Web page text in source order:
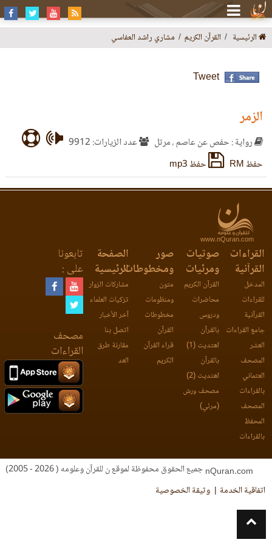
الرئيسية القرآن الكريم مشاري راشد العفاسي
Tweet
الزمر
رواية : حفص عن عاصم ، مرتل
عدد الزيارات: 9912
حفظ RM
حفظ mp3
www.nQuran.com
القراءات
القرآنية
المدخل
للقراءات
القرآنية
جامع القراءات
العشر
المصحف
العثماني
بالقراءات
المصحف
المحفظ
بالقراءات
صوتيات
ومرئيات
القرآن الكريم
محاضرات
ودروس
بالقرآن
اهتديت (1)
بالقرآن
اهتديت (2)
مصحف ورش
(مرئي)
صور
ومخطوطات
متون
ومنظومات
مخطوطات
القرآن
قراء القرآن
الكريم
الصفحة
الرئيسية
مشاركات الزوار
تزكيات العلماء
آخر الأخبار
اتصل بنا
مقارنة طرق
العد
تابعونا
على :
مصحف
القراءات
جميع الحقوق محفوظة لموقع ن للقرآن وعلومه ( 2026 - 2005)
اتفاقية الخدمة
وثيقة الخصوصية